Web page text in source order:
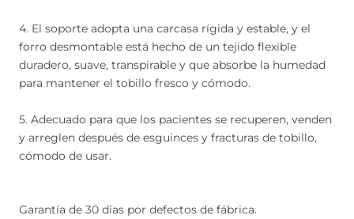
4. El soporte adopta una carcasa rígida y estable, y el
forro desmontable está hecho de un tejido flexible
duradero, suave, transpirable y que absorbe la humedad
para mantener el tobillo fresco y cómodo.
5. Adecuado para que los pacientes se recuperen, venden
y arreglen después de esguinces y fracturas de tobillo,
cómodo de usar.
Garantía de 30 días por defectos de fábrica.